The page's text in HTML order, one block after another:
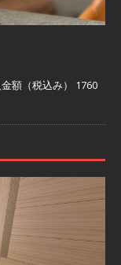
額（税込み） 1760